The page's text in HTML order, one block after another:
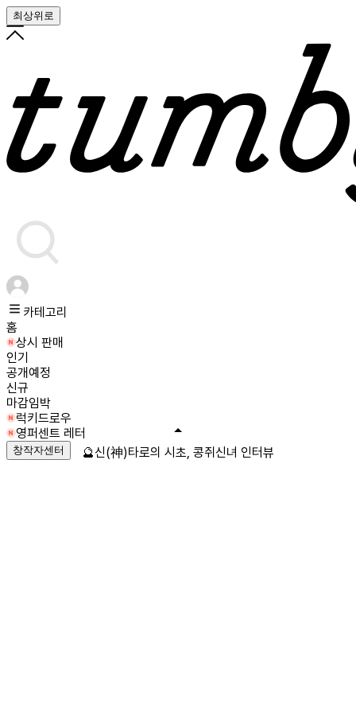
최상위로
카테고리
홈
상시 판매
인기
공개예정
신규
마감임박
럭키드로우
영퍼센트 레터
창작자센터 🔮신(神)타로의 시초, 콩쥐신녀 인터뷰